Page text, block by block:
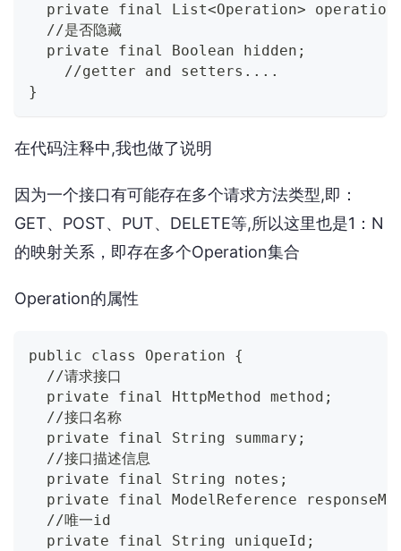
private final List<Operation>
  //是否隐藏
  private final Boolean hidden;
    //getter and setters....
}
在代码注释中,我也做了说明
因为一个接口有可能存在多个请求方法类型,即：
GET、POST、PUT、DELETE等,所以这里也是1：N
的映射关系，即存在多个Operation集合
Operation的属性
public class Operation {
  //请求接口
  private final HttpMethod method;
  //接口名称
  private final String summary;
  //接口描述信息
  private final String notes;
private final ModelReference
  //唯一id
  private final String uniqueId;